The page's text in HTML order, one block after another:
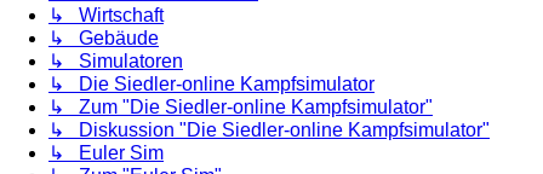
↳ Wirtschaft
↳ Gebäude
↳ Simulatoren
↳ Die Siedler-online Kampfsimulator
↳ Zum "Die Siedler-online Kampfsimulator"
↳ Diskussion "Die Siedler-online Kampfsimulator"
↳ Euler Sim